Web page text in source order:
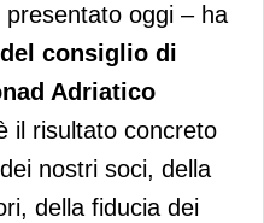
oggi – ha
consiglio di
Adriatico
il risultato concreto
nostri soci, della
della fiducia dei